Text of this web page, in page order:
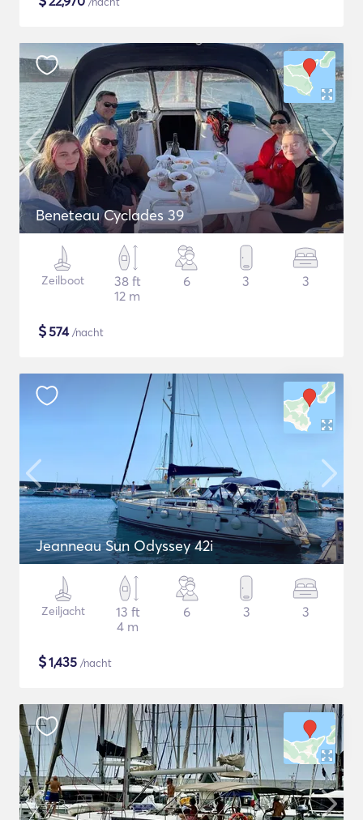
Beneteau Cyclades 39
Zeilboot
38 ft
12 m
6 3 3
$574/nacht
Jeanneau Sun Odyssey 42i
Zeiljacht
13 ft
4 m
6 3 3
$1,435 /nacht